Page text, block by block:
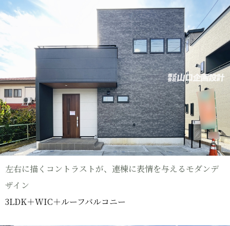
左右に描くコントラストが、連棟に表情を与えるモダンデ
ザイン
3LDK＋WIC＋ルーフバルコニー